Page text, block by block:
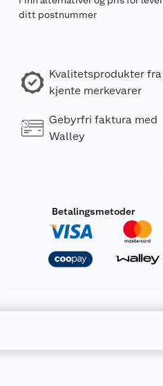
ditt postnummer
Kvalitetsprodukter fra
kjente merkevarer
Gebyrfri faktura med
Walley
Betalingsmetoder